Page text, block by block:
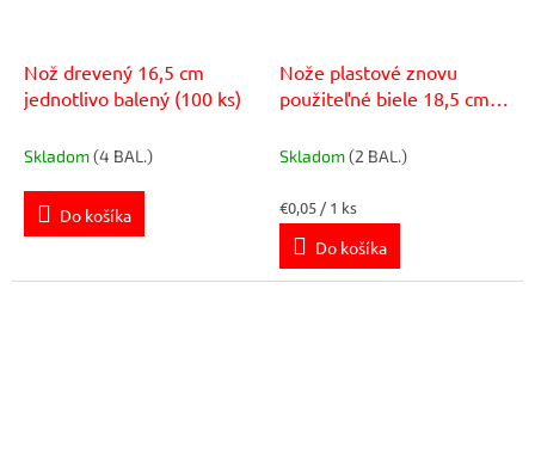
Nož drevený 16,5 cm
jednotlivo balený (100 ks)
Skladom(4 BAL.)
Do košíka
Nože plastové znovu
použiteľné biele 18,5 cm
Skladom(2 BAL.)
Jednotková
cena:
€0,05 / 1 ks
Do košíka